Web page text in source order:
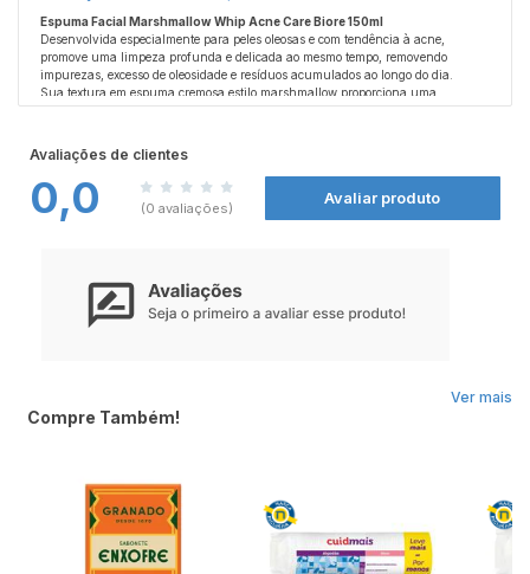
Espuma Facial Marshmallow Whip Acne Care Biore 150ml
Desenvolvida especialmente para peles oleosas e com tendência à acne,
promove uma limpeza profunda e delicada ao mesmo tempo, removendo
impurezas, excesso de oleosidade e resíduos acumulados ao longo do dia.
Sua textura em espuma cremosa estilo marshmallow proporciona uma
experiência suave e confortável durante a limpeza, ajudando a manter a pele
limpeza facial, contribuindo para uma aparência mais limpa e saudável.
Ingredientes:
Água, glicerina, ácido salicílico, agentes de limpeza, fragrância, conservantes
Uso externo. Evite contato com os olhos; em caso de contato, enxágue
abundantemente com água. Não utilizar sobre pele irritada ou lesionada. Em
caso de irritação, suspender o uso e procurar orientação médica. Manter fora do
Avaliações de clientes
0,0 (0 avaliações)
Avaliar produto
Ver mais
Compre Também!